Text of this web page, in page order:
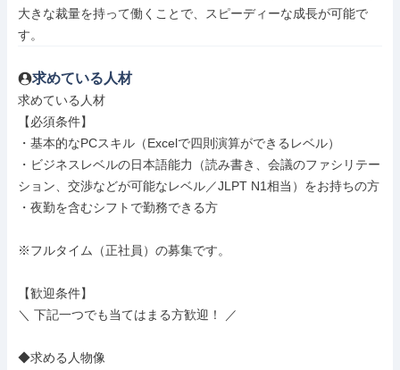
大きな裁量を持って働くことで、スピーディーな成長が可能で
す。
求めている人材
求めている人材
【必須条件】
・基本的なPCスキル（Excelで四則演算ができるレベル）
・ビジネスレベルの日本語能力（読み書き、会議のファシリテー
ション、交渉などが可能なレベル／JLPT N1相当）をお持ちの方
・夜勤を含むシフトで勤務できる方
※フルタイム（正社員）の募集です。
【歓迎条件】
＼ 下記一つでも当てはまる方歓迎！ ／
◆求める人物像